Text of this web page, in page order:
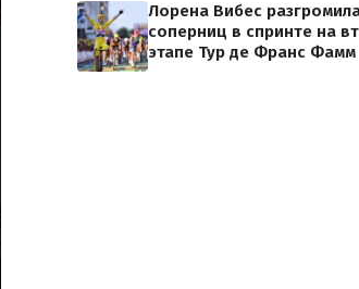
Лорена Вибес
соперниц в спринте на
этапе Тур де Франс Фамм